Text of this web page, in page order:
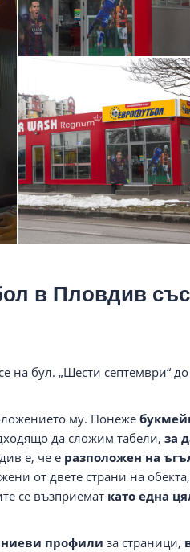
в Пловдив със
на бул. „Шести септември“
му. Понеже
да сложим табели, за
е, че е разположен на
от двете страни на
се възприемат като една
профили за страници,